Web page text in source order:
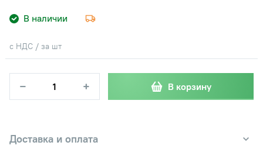
В наличии
с НДС / за шт
− + В корзину
Доставка и оплата